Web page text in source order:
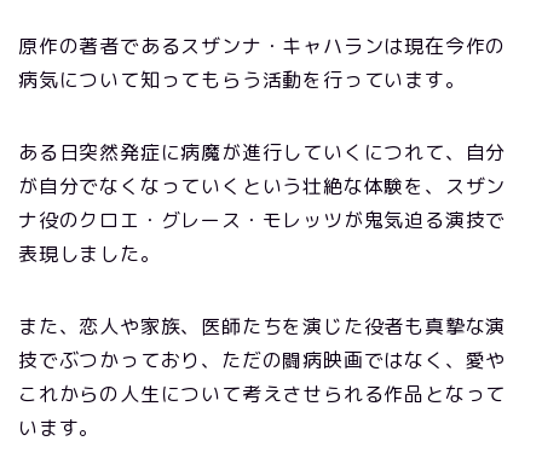
原作の著者であるスザンナ・キャハランは現在今作の
病気について知ってもらう活動を行っています。
ある日突然発症に病魔が進行していくにつれて、自分
が自分でなくなっていくという壮絶な体験を、スザン
ナ役のクロエ・グレース・モレッツが鬼気迫る演技で
表現しました。
また、恋人や家族、医師たちを演じた役者も真摯な演
技でぶつかっており、ただの闘病映画ではなく、愛や
これからの人生について考えさせられる作品となって
います。